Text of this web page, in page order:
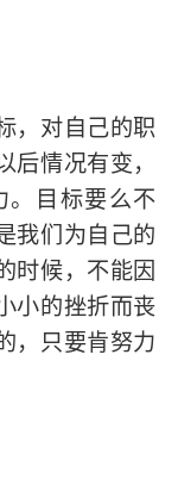
，对自己的职
情况有变，
。目标要么不
我们为自己的
时候，不能因
小的挫折而丧
，只要肯努力